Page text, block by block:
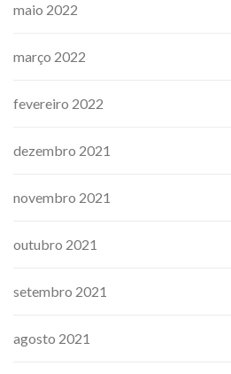
maio 2022
março 2022
fevereiro 2022
dezembro 2021
novembro 2021
outubro 2021
setembro 2021
agosto 2021